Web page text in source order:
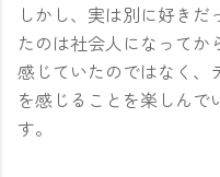
しかし、実は別に好き
たのは社会人になってか
感じていたのではなく、
を感じることを楽しん
す。